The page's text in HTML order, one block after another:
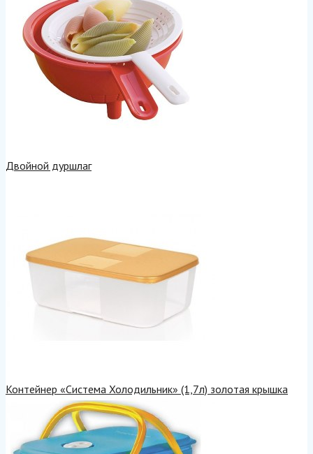
Двойной дуршлаг
Контейнер «Система Холодильник» (1,7л) золотая крышка